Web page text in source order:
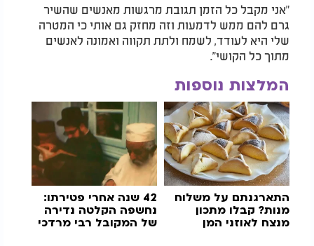
"אני מקבל כל הזמן תגובת מרגשות מאנשים שהשיר
גרם להם ממש לדמעות וזה מחזק גם אותי כי המטרה
שלי היא לעודד, לשמח ולתת תקווה ואמונה לאנשים
מתוך כל הקושי".
המלצות נוספות
התארגנתם על משלוח
מנות? קבלו מתכון
מנצח לאוזני המן
42 שנה אחרי פטירתו:
נחשפה הקלטה נדירה
של המקובל רבי מרדכי